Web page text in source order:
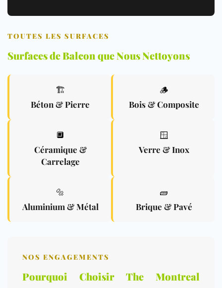
TOUTES LES SURFACES
Surfaces de Balcon que Nous Nettoyons
🏗️
Béton & Pierre
🪵
Bois & Composite
🔲
Céramique &
Carrelage
🪟
Verre & Inox
🔩
Aluminium & Métal
🧱
Brique & Pavé
NOS ENGAGEMENTS
Pourquoi Choisir The Montreal